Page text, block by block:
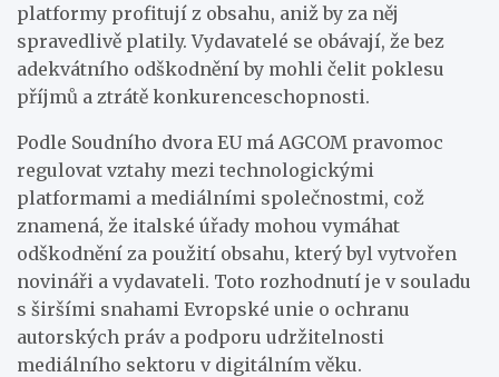
platformy profitují z obsahu, aniž by za něj
spravedlivě platily. Vydavatelé se obávají, že bez
adekvátního odškodnění by mohli čelit poklesu
příjmů a ztrátě konkurenceschopnosti.
Podle Soudního dvora EU má AGCOM pravomoc
regulovat vztahy mezi technologickými
platformami a mediálními společnostmi, což
znamená, že italské úřady mohou vymáhat
odškodnění za použití obsahu, který byl vytvořen
novináři a vydavateli. Toto rozhodnutí je v souladu
s širšími snahami Evropské unie o ochranu
autorských práv a podporu udržitelnosti
mediálního sektoru v digitálním věku.